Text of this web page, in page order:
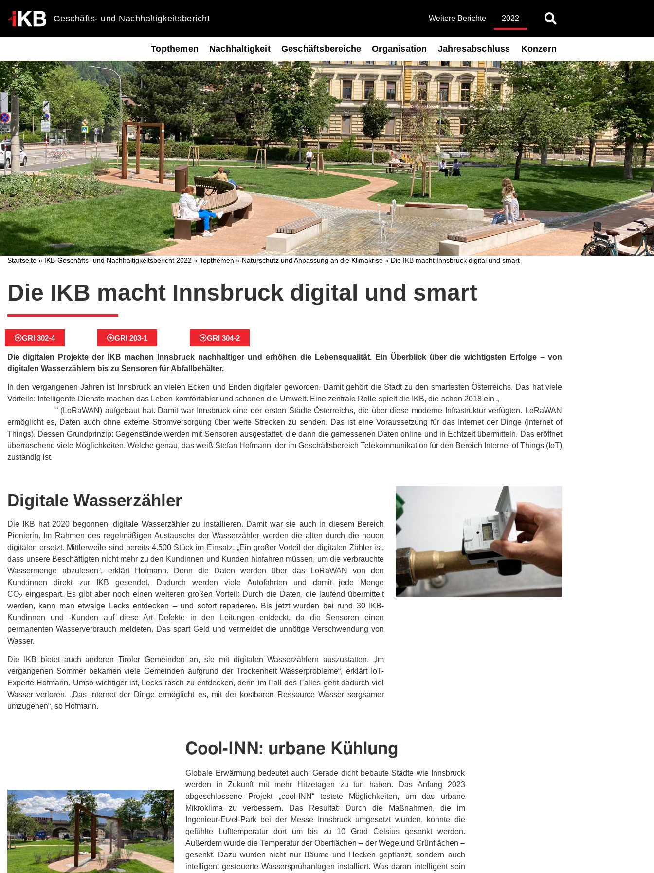
Geschäfts- und Nachhaltigkeitsbericht Weitere Berichte 2022
Topthemen Nachhaltigkeit Geschäftsbereiche Organisation Jahresabschluss Konzern
Startseite » IKB-Geschäfts- und Nachhaltigkeitsbericht 2022 » Topthemen » Naturschutz und Anpassung an die Klimakrise » Die IKB macht Innsbruck digital und smart
Die IKB macht Innsbruck digital und smart
GRI 302-4 GRI 203-1 GRI 304-2
Die digitalen Projekte der IKB machen Innsbruck nachhaltiger und erhöhen die Lebensqualität. Ein Überblick über die wichtigsten Erfolge – von
digitalen Wasserzählern bis zu Sensoren für Abfallbehälter.
In den vergangenen Jahren ist Innsbruck an vielen Ecken und Enden digitaler geworden. Damit gehört die Stadt zu den smartesten Österreichs. Das hat viele
Vorteile: Intelligente Dienste machen das Leben komfortabler und schonen die Umwelt. Eine zentrale Rolle spielt die IKB, die schon 2018 ein „
“ (LoRaWAN) aufgebaut hat. Damit war Innsbruck eine der ersten Städte Österreichs, die über diese moderne Infrastruktur verfügten. LoRaWAN
ermöglicht es, Daten auch ohne externe Stromversorgung über weite Strecken zu senden. Das ist eine Voraussetzung für das Internet der Dinge (Internet of
Things). Dessen Grundprinzip: Gegenstände werden mit Sensoren ausgestattet, die dann die gemessenen Daten online und in Echtzeit übermitteln. Das eröffnet
überraschend viele Möglichkeiten. Welche genau, das weiß Stefan Hofmann, der im Geschäftsbereich Telekommunikation für den Bereich Internet of Things (IoT)
zuständig ist.
Digitale Wasserzähler
Die IKB hat 2020 begonnen, digitale Wasserzähler zu installieren. Damit war sie auch in diesem Bereich
Pionierin. Im Rahmen des regelmäßigen Austauschs der Wasserzähler werden die alten durch die neuen
digitalen ersetzt. Mittlerweile sind bereits 4.500 Stück im Einsatz. „Ein großer Vorteil der digitalen Zähler ist,
dass unsere Beschäftigten nicht mehr zu den Kundinnen und Kunden hinfahren müssen, um die verbrauchte
Wassermenge abzulesen“, erklärt Hofmann. Denn die Daten werden über das LoRaWAN von den
Kund:innen direkt zur IKB gesendet. Dadurch werden viele Autofahrten und damit jede Menge
CO2 eingespart. Es gibt aber noch einen weiteren großen Vorteil: Durch die Daten, die laufend übermittelt
werden, kann man etwaige Lecks entdecken – und sofort reparieren. Bis jetzt wurden bei rund 30 IKB-
Kundinnen und -Kunden auf diese Art Defekte in den Leitungen entdeckt, da die Sensoren einen
permanenten Wasserverbrauch meldeten. Das spart Geld und vermeidet die unnötige Verschwendung von
Wasser.
Die IKB bietet auch anderen Tiroler Gemeinden an, sie mit digitalen Wasserzählern auszustatten. „Im
vergangenen Sommer bekamen viele Gemeinden aufgrund der Trockenheit Wasserprobleme“, erklärt IoT-
Experte Hofmann. Umso wichtiger ist, Lecks rasch zu entdecken, denn im Fall des Falles geht dadurch viel
Wasser verloren. „Das Internet der Dinge ermöglicht es, mit der kostbaren Ressource Wasser sorgsamer
umzugehen“, so Hofmann.
Cool-INN: urbane Kühlung
Globale Erwärmung bedeutet auch: Gerade dicht bebaute Städte wie Innsbruck
werden in Zukunft mit mehr Hitzetagen zu tun haben. Das Anfang 2023
abgeschlossene Projekt „cool-INN“ testete Möglichkeiten, um das urbane
Mikroklima zu verbessern. Das Resultat: Durch die Maßnahmen, die im
Ingenieur-Etzel-Park bei der Messe Innsbruck umgesetzt wurden, konnte die
gefühlte Lufttemperatur dort um bis zu 10 Grad Celsius gesenkt werden.
Außerdem wurde die Temperatur der Oberflächen – der Wege und Grünflächen –
gesenkt. Dazu wurden nicht nur Bäume und Hecken gepflanzt, sondern auch
intelligent gesteuerte Wassersprühanlagen installiert. Was daran intelligent sein